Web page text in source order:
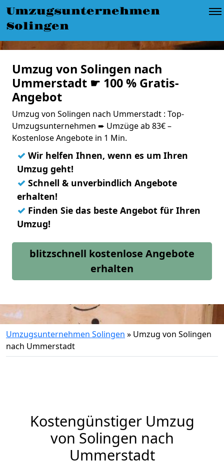
Umzugsunternehmen
Solingen
Umzug von Solingen nach
Ummerstadt ☛ 100 % Gratis-
Angebot
Umzug von Solingen nach Ummerstadt : Top-
Umzugsunternehmen ➨ Umzüge ab 83€ –
Kostenlose Angebote in 1 Min.
✓ Wir helfen Ihnen, wenn es um Ihren
Umzug geht!
✓ Schnell & unverbindlich Angebote
erhalten!
✓ Finden Sie das beste Angebot für Ihren
Umzug!
blitzschnell kostenlose Angebote
erhalten
Umzugsunternehmen Solingen » Umzug von Solingen
nach Ummerstadt
Kostengünstiger Umzug
von Solingen nach
Ummerstadt